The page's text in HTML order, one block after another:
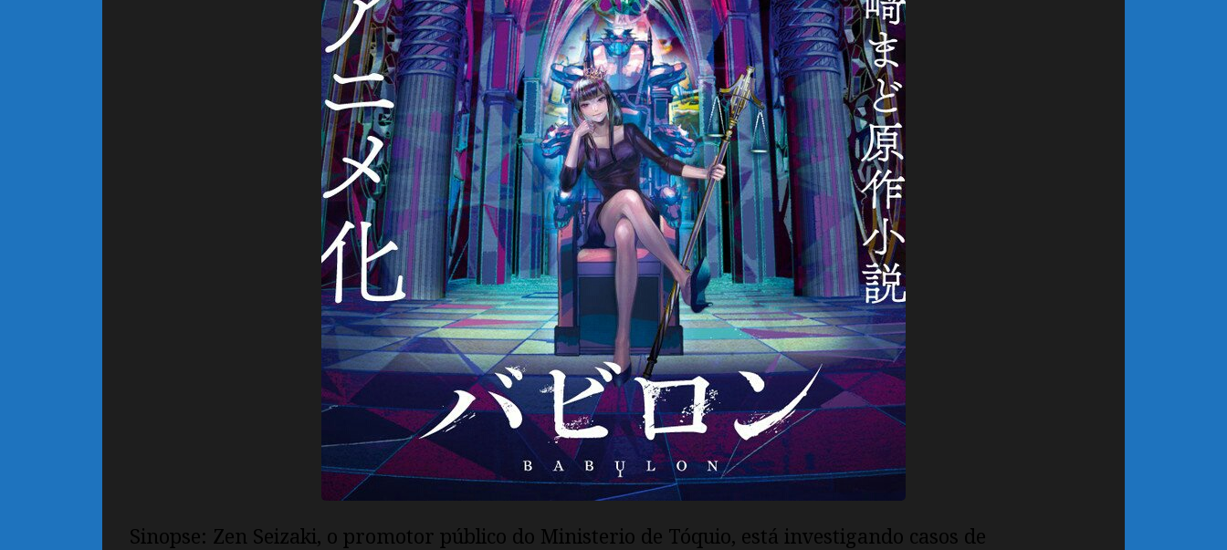
Sinopse: Zen Seizaki, o promotor público do Ministerio de Tóquio, está investigando casos de